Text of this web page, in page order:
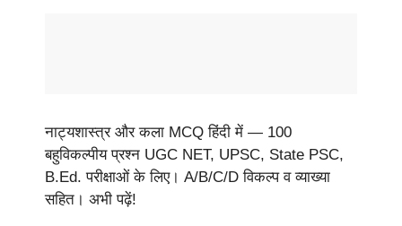
नाट्यशास्त्र और कला MCQ हिंदी में — 100
बहुविकल्पीय प्रश्न UGC NET, UPSC, State PSC,
B.Ed. परीक्षाओं के लिए। A/B/C/D विकल्प व व्याख्या
सहित। अभी पढ़ें!